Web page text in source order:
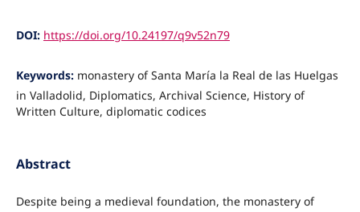
DOI: https://doi.org/10.24197/q9v52n79
Keywords: monastery of Santa María la Real de las Huelgas
in Valladolid, Diplomatics, Archival Science, History of
Written Culture, diplomatic codices
Abstract
Despite being a medieval foundation, the monastery of